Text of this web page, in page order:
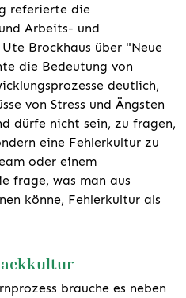
referierte die
Arbeits- und
Brockhaus über "Neue
die Bedeutung von
deutlich,
von Stress und Ängsten
dürfe nicht sein, zu fragen,
eine Fehlerkultur zu
oder einem
frage, was man aus
könne, Fehlerkultur als
brauche es neben